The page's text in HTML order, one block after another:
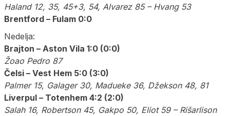
Haland 12, 35, 45+3, 54, Alvarez 85 – Hvang 53
Brentford – Fulam 0:0
Nedelja:
Brajton – Aston Vila 1:0 (0:0)
Žoao Pedro 87
Čelsi – Vest Hem 5:0 (3:0)
Palmer 15, Galager 30, Madueke 36, Džekson 48, 81
Liverpul – Totenhem 4:2 (2:0)
Salah 16, Robertson 45, Gakpo 50, Eliot 59 – Rišarlison